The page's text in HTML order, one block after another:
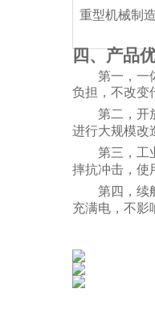
重型机械制
四、产品
第一，一
负担，不改变
第二，开
进行大规模改
第三，工
摔抗冲击，使
第四，续
充满电，不影